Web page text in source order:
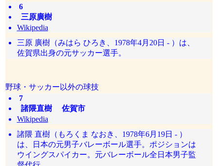
6
三原廣樹
Wikipedia
三原 廣樹（みはら ひろき、1978年4月20日 - ）は、
佐賀県出身の元サッカー選手。
野球・サッカー以外の球技
7
諸隈直樹 佐賀市
Wikipedia
諸隈 直樹（もろくま なおき、1978年6月19日 - ）
は、日本の元男子バレーボール選手。ポジションは
ウイングスパイカー。元バレーボール全日本男子監